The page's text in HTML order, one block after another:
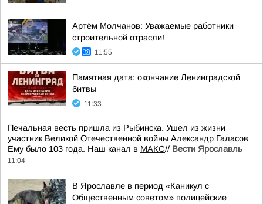
Артём Молчанов: Уважаемые работники
строительной отрасли!
11:55
Памятная дата: окончание Ленинградской
битвы
11:33
Печальная весть пришла из Рыбинска. Ушел из жизни
участник Великой Отечественной войны Александр Галасов
Ему было 103 года. Наш канал в МАКС// Вести Ярославль
11:04
В Ярославле в период «Каникул с
Общественным советом» полицейские